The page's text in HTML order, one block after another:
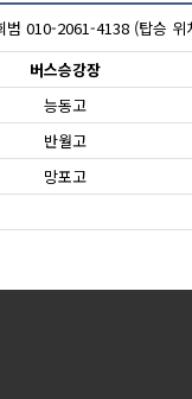
범 010-2061-4138 (탑승
버스승강장
능동고
반월고
망포고